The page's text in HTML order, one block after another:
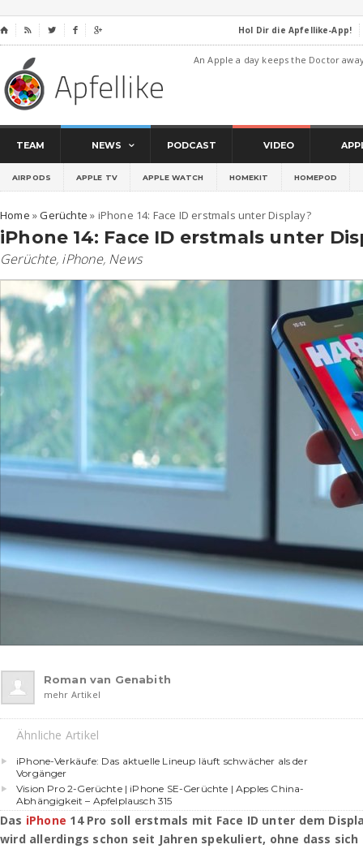
⌂     Hol Dir die Apfellike-App!
An Apple a day keeps the Doctor
TEAM NEWS PODCAST VIDEO
AIRPODS APPLE TV APPLE WATCH HOMEKIT HOMEPOD
Home »Gerüchte » iPhone 14: Face ID erstmals unter Display?
iPhone 14: Face ID erstmals unter
Gerüchte, iPhone, News
Roman van Genabith
mehr Artikel
Ähnliche Artikel
iPhone-Verkäufe: Das aktuelle Lineup läuft schwächer als der
Vorgänger
Vision Pro 2-Gerüchte | iPhone SE-Gerüchte | Apples China-
Abhängigkeit – Apfelplausch 315
Das iPhone 14 Pro soll erstmals mit Face ID unter dem
wird allerdings schon seit Jahren spekuliert, ohne dass